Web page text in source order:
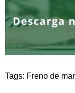
Tags: Freno de